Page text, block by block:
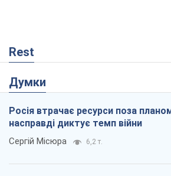
Rest
Думки
Росія втрачає ресурси поза
насправді диктує темп війни
Сергій Місюра 6,2 т.